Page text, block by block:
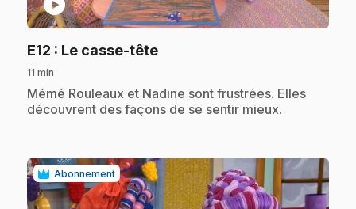
E12 : Le casse-tête.
11 min
.Mémé Rouleaux et Nadine sont frustrées. Elles
découvrent des façons de se sentir mieux.
Abonnement